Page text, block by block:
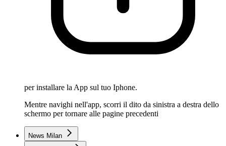
per installare la App sul tuo Iphone.
Mentre navighi nell'app, scorri il dito da sinistra a destra dello
schermo per tornare alle pagine precedenti
News Milan